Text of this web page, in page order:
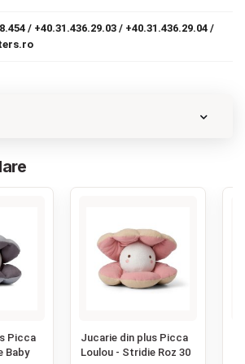
/ +40.31.436.29.03 / +40.31.436.29.04 /
Picca
Baby
Jucarie din plus Picca
Loulou - Stridie Roz 30